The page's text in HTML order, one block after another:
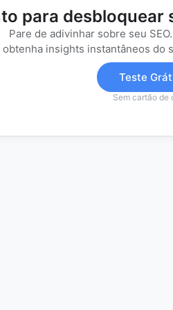
para desbloquear
Pare de adivinhar sobre seu
obtenha insights instantâneos do
Teste
Sem cartão de